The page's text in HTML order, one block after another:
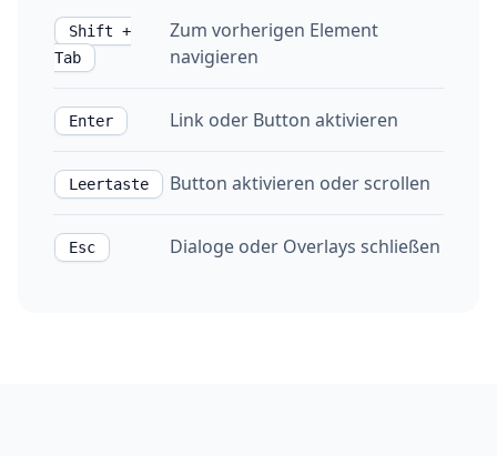
Shift +
Tab
Zum vorherigen Element
navigieren
Enter Link oder Button aktivieren
Leertaste Button aktivieren oder scrollen
Esc Dialoge oder Overlays schließen